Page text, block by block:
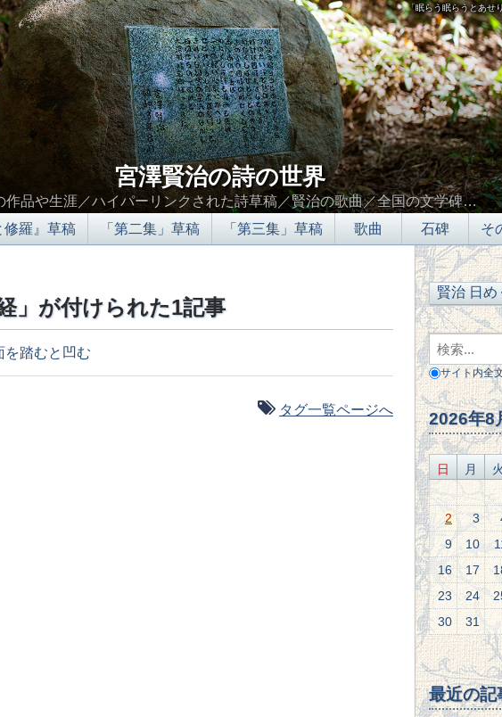
「眠らう眠らうとあせ
宮澤賢治の詩の世界
作品や生涯／ハイパーリンクされた詩草稿／賢治の歌曲／全国の文学碑…
修羅』草稿 「第二集」草稿 「第三集」草稿 歌曲 石碑 そ
」が付けられた1記事
を踏むと凹む
タグ一覧ページへ
サイト内
2026年8
日 月 火
2
3
9
10
16
17
23
24
30
31
最近の記